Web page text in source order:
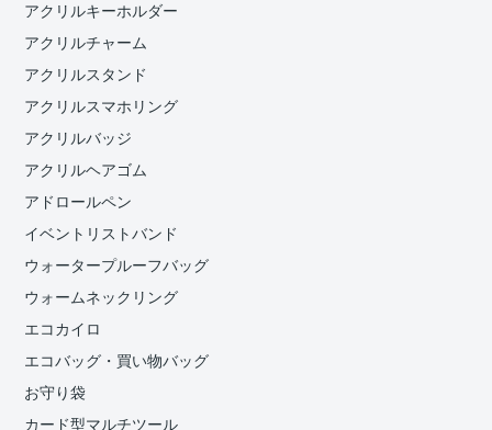
アクリルキーホルダー
アクリルチャーム
アクリルスタンド
アクリルスマホリング
アクリルバッジ
アクリルヘアゴム
アドロールペン
イベントリストバンド
ウォータープルーフバッグ
ウォームネックリング
エコカイロ
エコバッグ・買い物バッグ
お守り袋
カード型マルチツール